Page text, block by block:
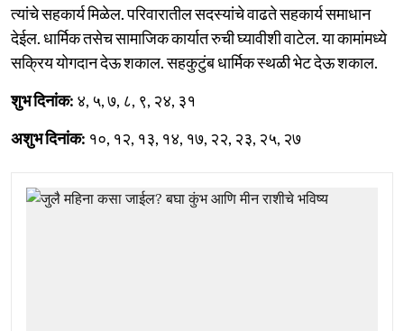
त्यांचे सहकार्य मिळेल. परिवारातील सदस्यांचे वाढते सहकार्य समाधान
देईल. धार्मिक तसेच सामाजिक कार्यात रुची घ्यावीशी वाटेल. या कामांमध्ये
सक्रिय योगदान देऊ शकाल. सहकुटुंब धार्मिक स्थळी भेट देऊ शकाल.
शुभ दिनांक: ४, ५, ७, ८, ९, २४, ३१
अशुभ दिनांक: १०, १२, १३, १४, १७, २२, २३, २५, २७